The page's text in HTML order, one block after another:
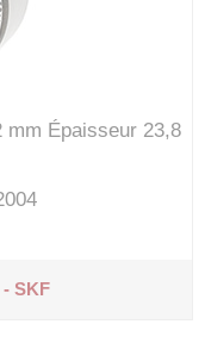
mm Épaisseur 23,8
- SKF